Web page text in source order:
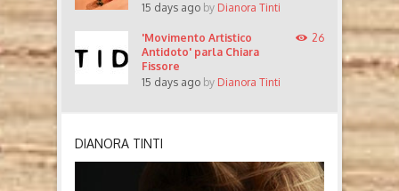
15 days ago by Dianora Tinti
'Movimento Artistico
Antidoto' parla Chiara
Fissore
15 days ago by Dianora Tinti
26
DIANORA TINTI